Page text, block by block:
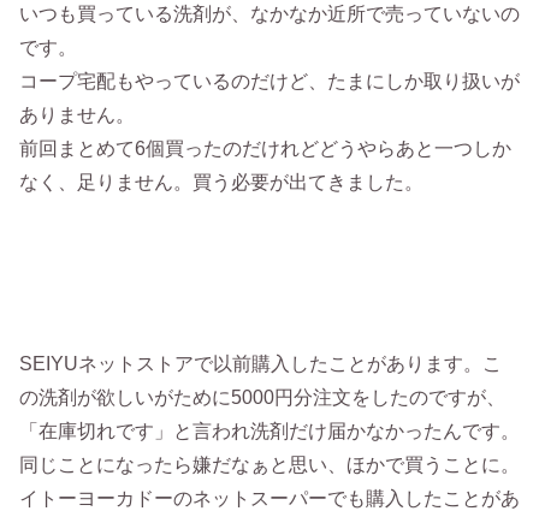
いつも買っている洗剤が、なかなか近所で売っていないの
です。
コープ宅配もやっているのだけど、たまにしか取り扱いが
ありません。
前回まとめて6個買ったのだけれどどうやらあと一つしか
なく、足りません。買う必要が出てきました。
SEIYUネットストアで以前購入したことがあります。こ
の洗剤が欲しいがために5000円分注文をしたのですが、
「在庫切れです」と言われ洗剤だけ届かなかったんです。
同じことになったら嫌だなぁと思い、ほかで買うことに。
イトーヨーカドーのネットスーパーでも購入したことがあ